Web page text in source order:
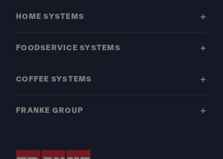
HOME SYSTEMS
FOODSERVICE SYSTEMS
COFFEE SYSTEMS
FRANKE GROUP